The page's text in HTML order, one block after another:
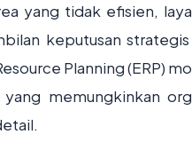
yang tidak efisien,
keputusan
Planning (ERP)
memungkinkan